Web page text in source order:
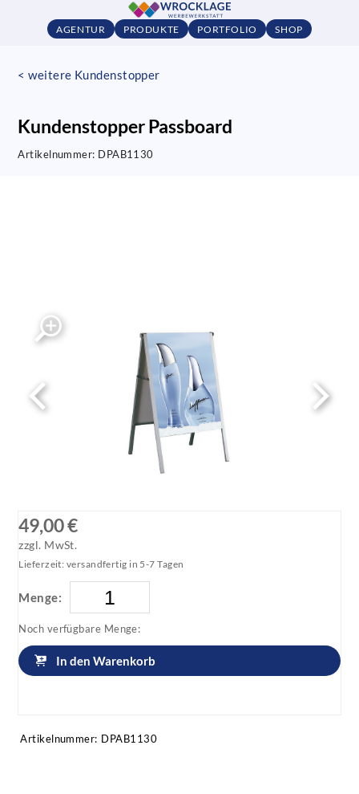
AGENTUR PRODUKTE PORTFOLIO SHOP
< weitere Kundenstopper
Kundenstopper Passboard
Artikelnummer: DPAB1130
49,00 €
zzgl. MwSt.
Lieferzeit: versandfertig in 5-7 Tagen
Menge:
Noch verfügbare Menge:
In den Warenkorb
Artikelnummer: DPAB1130